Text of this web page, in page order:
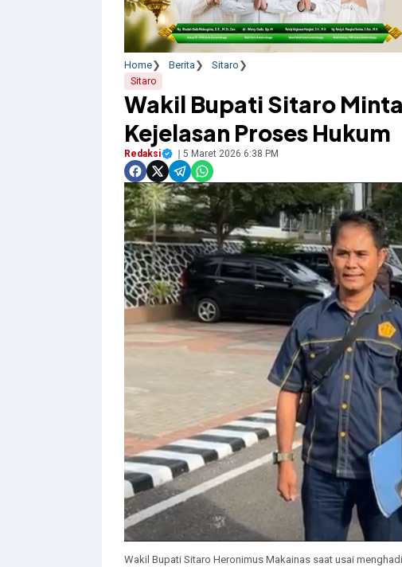
Home Berita Sitaro
Sitaro
Wakil Bupati Sitaro
Kejelasan Proses Hukum
Redaksi 5 Maret 2026 6:38 PM
Wakil Bupati Sitaro Heronimus Makainas saat usai